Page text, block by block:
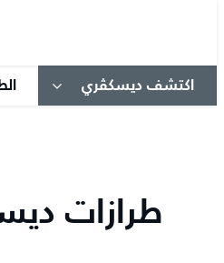
اكتشف ديسكڤري
طرازات